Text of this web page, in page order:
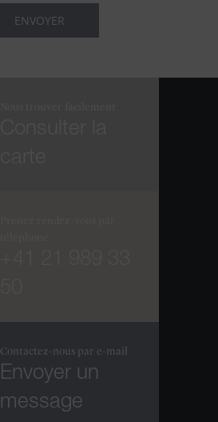
Contactez-nous par e-mail
Envoyer un
message